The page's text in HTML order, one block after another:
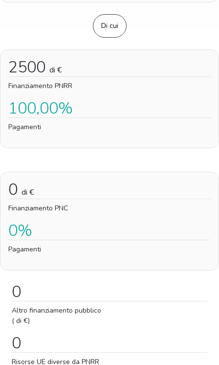
Di cui
2500 di €
Finanziamento PNRR
100,00%
Pagamenti
0 di €
Finanziamento PNC
0%
Pagamenti
0
Altro finanziamento pubblico
( di €)
0
Risorse UE diverse da PNRR